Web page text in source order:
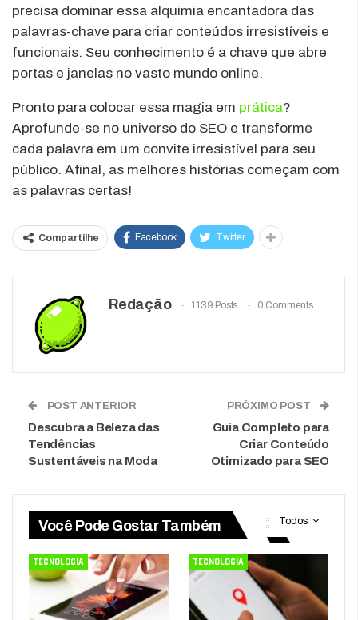
precisa dominar essa alquimia encantadora das
palavras-chave para criar conteúdos irresistíveis e
funcionais. Seu conhecimento é a chave que abre
portas e janelas no vasto mundo online.
Pronto para colocar essa magia em prática?
Aprofunde-se no universo do SEO e transforme
cada palavra em um convite irresistível para seu
público. Afinal, as melhores histórias começam com
as palavras certas!
Compartilhe Facebook Twitter
Redação 1139 Posts 0 Comments
POST ANTERIOR
Descubra a Beleza das
Tendências
Sustentáveis na Moda
PRÓXIMO POST
Guia Completo para
Criar Conteúdo
Otimizado para SEO
Todos
Você Pode Gostar Também
TECNOLOGIA TECNOLOGIA